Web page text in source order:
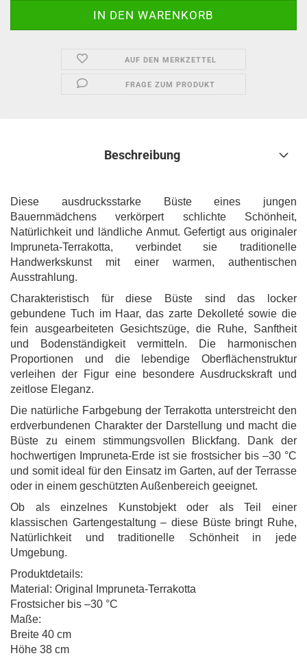
AUF DEN MERKZETTEL
FRAGE ZUM PRODUKT
Beschreibung
Diese ausdrucksstarke Büste eines jungen
Bauernmädchens verkörpert schlichte Schönheit,
Natürlichkeit und ländliche Anmut. Gefertigt aus originaler
Impruneta-Terrakotta, verbindet sie traditionelle
Handwerkskunst mit einer warmen, authentischen
Ausstrahlung.
Charakteristisch für diese Büste sind das locker
gebundene Tuch im Haar, das zarte Dekolleté sowie die
fein ausgearbeiteten Gesichtszüge, die Ruhe, Sanftheit
und Bodenständigkeit vermitteln. Die harmonischen
Proportionen und die lebendige Oberflächenstruktur
verleihen der Figur eine besondere Ausdruckskraft und
zeitlose Eleganz.
Die natürliche Farbgebung der Terrakotta unterstreicht den
erdverbundenen Charakter der Darstellung und macht die
Büste zu einem stimmungsvollen Blickfang. Dank der
hochwertigen Impruneta-Erde ist sie frostsicher bis –30 °C
und somit ideal für den Einsatz im Garten, auf der Terrasse
oder in einem geschützten Außenbereich geeignet.
Ob als einzelnes Kunstobjekt oder als Teil einer
klassischen Gartengestaltung – diese Büste bringt Ruhe,
Natürlichkeit und traditionelle Schönheit in jede
Umgebung.
Produktdetails:
Material: Original Impruneta-Terrakotta
Frostsicher bis –30 °C
Maße:
Breite 40 cm
Höhe 38 cm